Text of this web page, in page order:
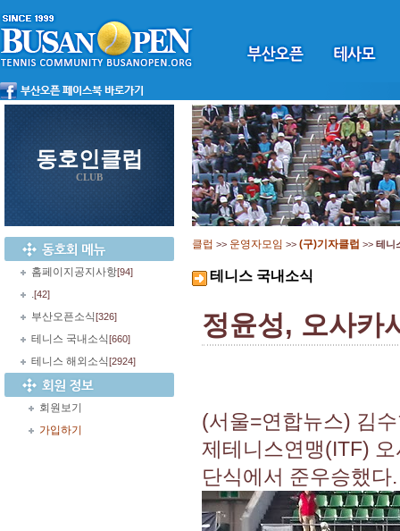
동호인클럽
CLUB
홈페이지공지사항[94]
.[42]
부산오픈소식[326]
테니스 국내소식[660]
테니스 해외소식[2924]
회원보기
가입하기
클럽 >> 운영자모임 >> (구)기자클럽 >> 테니
테니스 국내소식
정윤성, 오사카
(서울=연합뉴스) 김
제테니스연맹(ITF)
단식에서 준우승했다.